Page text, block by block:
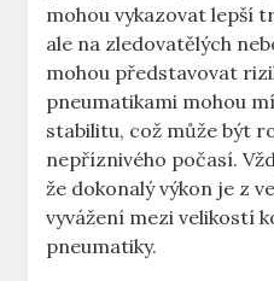
mohou vykazovat lepší
ale na zledovatělých⁢
mohou představovat
pneumatikami mohou
stabilitu, což může⁢ být
nepříznivého počasí.
že dokonalý výkon je ⁤z
vyvážení ‌mezi‌ velikostí
pneumatiky.